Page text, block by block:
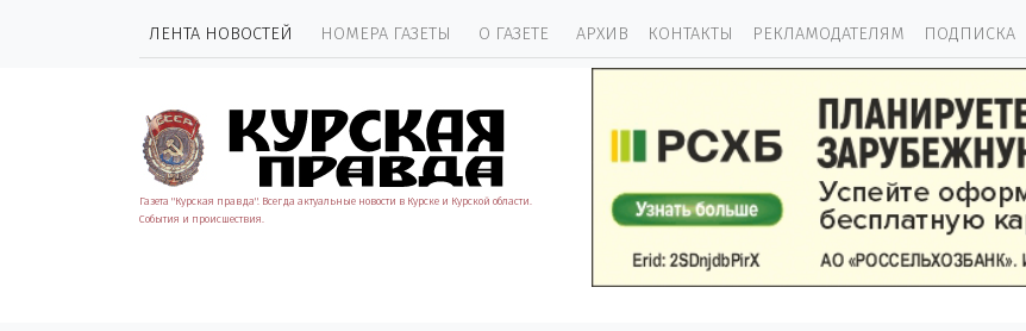
ЛЕНТА НОВОСТЕЙ НОМЕРА ГАЗЕТЫ О ГАЗЕТЕ АРХИВ КОНТАКТЫ РЕКЛАМОДАТЕЛЯМ ПОДПИСКА
Газета "Курская правда". Всегда актуальные новости в Курске и Курской области.
События и происшествия.